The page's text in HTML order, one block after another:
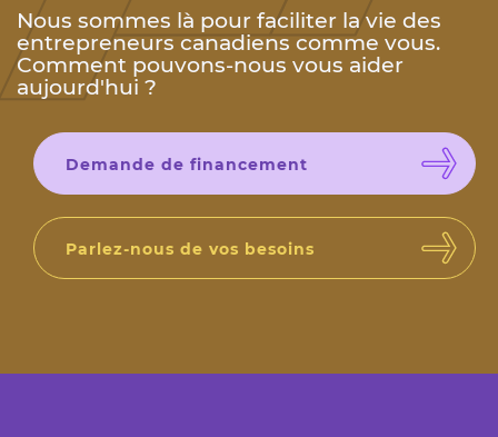
Nous sommes là pour faciliter la vie des
entrepreneurs canadiens comme vous.
Comment pouvons-nous vous aider
aujourd'hui ?
Demande de financement
Parlez-nous de vos besoins